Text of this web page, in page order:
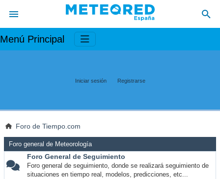
Menú Principal
Iniciar sesión Registrarse
Foro de Tiempo.com
Foro general de Meteorología
Foro General de Seguimiento
Foro general de seguimiento, donde se realizará seguimiento de
situaciones en tiempo real, modelos, predicciones, etc...